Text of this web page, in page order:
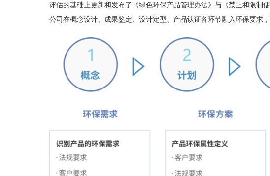
评估的基础上更新和发布了《绿色环保产品管理办法》与《禁止和限制
公司在概念设计、成果鉴定、设计定型、产品认证各环节融入环保要求